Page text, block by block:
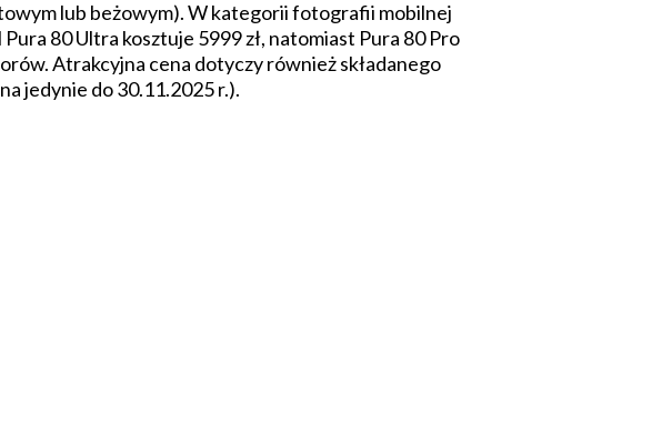
lub beżowym). W kategorii fotografii mobilnej
80 Ultra kosztuje 5999 zł, natomiast Pura 80 Pro
Atrakcyjna cena dotyczy również składanego
jedynie do 30.11.2025 r.).